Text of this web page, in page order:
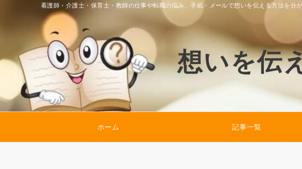
看護師・介護士・保育士・教師の仕事や転職の悩み、手紙・メールで想いを伝える方法を分
想いを伝
ホーム 記事一覧